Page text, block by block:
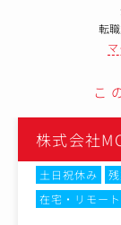
転
こ
株式会社
土日祝休み
在宅・リモー